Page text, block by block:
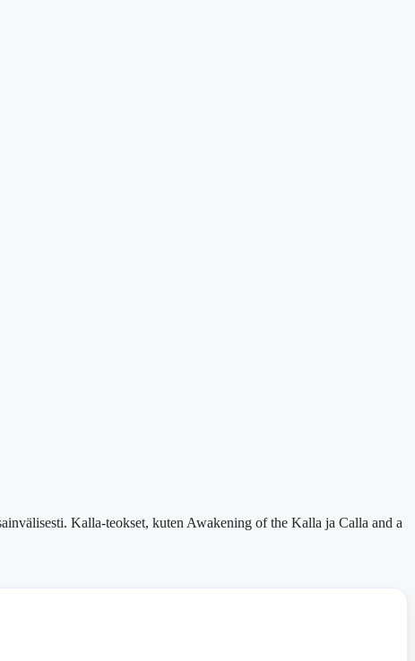
Kalla-teokset, kuten Awakening of the Kalla ja Calla and a